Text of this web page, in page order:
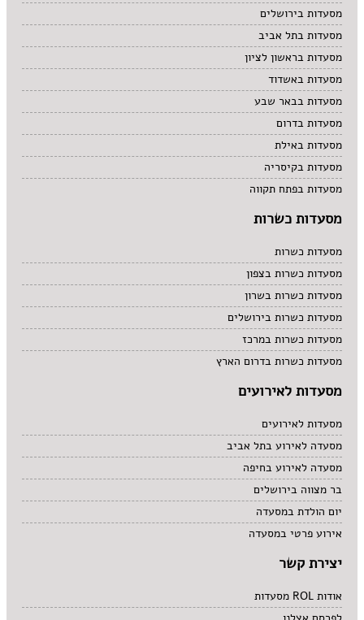
מסעדות בירושלים
מסעדות בתל אביב
מסעדות בראשון לציון
מסעדות באשדוד
מסעדות בבאר שבע
מסעדות בדרום
מסעדות באילת
מסעדות בקיסריה
מסעדות בפתח תקווה
מסעדות כשרות
מסעדות כשרות
מסעדות כשרות בצפון
מסעדות כשרות בשרון
מסעדות כשרות בירושלים
מסעדות כשרות במרכז
מסעדות כשרות בדרום הארץ
מסעדות לאירועים
מסעדות לאירועים
מסעדה לאירוע בתל אביב
מסעדה לאירוע בחיפה
בר מצווה בירושלים
יום הולדת במסעדה
אירוע פרטי במסעדה
יצירת קשר
אודות ROL מסעדות